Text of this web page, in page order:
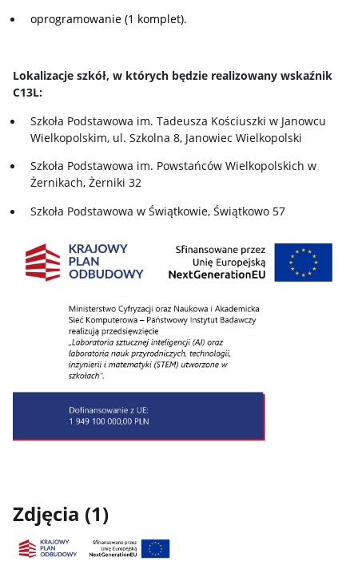
oprogramowanie (1 komplet).
Lokalizacje szkół, w których będzie realizowany wskaźnik
C13L:
Szkoła Podstawowa im. Tadeusza Kościuszki w Janowcu
Wielkopolskim, ul. Szkolna 8, Janowiec Wielkopolski
Szkoła Podstawowa im. Powstańców Wielkopolskich w
Żernikach, Żerniki 32
Szkoła Podstawowa w Świątkowie, Świątkowo 57
Zdjęcia (1)